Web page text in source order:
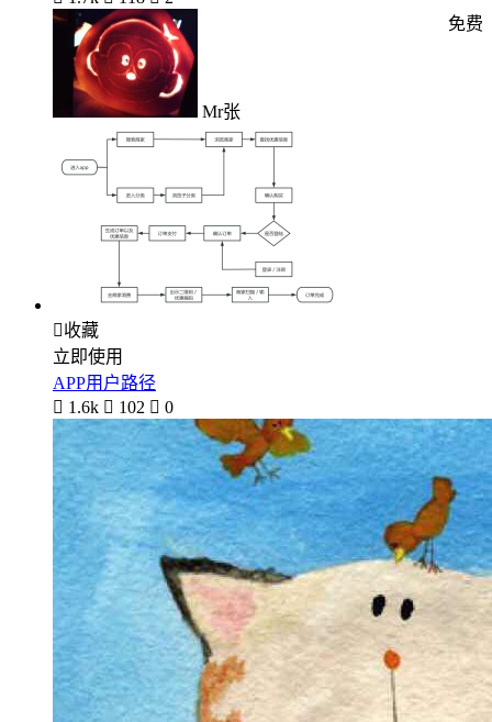
Mr张
免费
收藏
立即使用
APP用户路径
 1.6k  102  0